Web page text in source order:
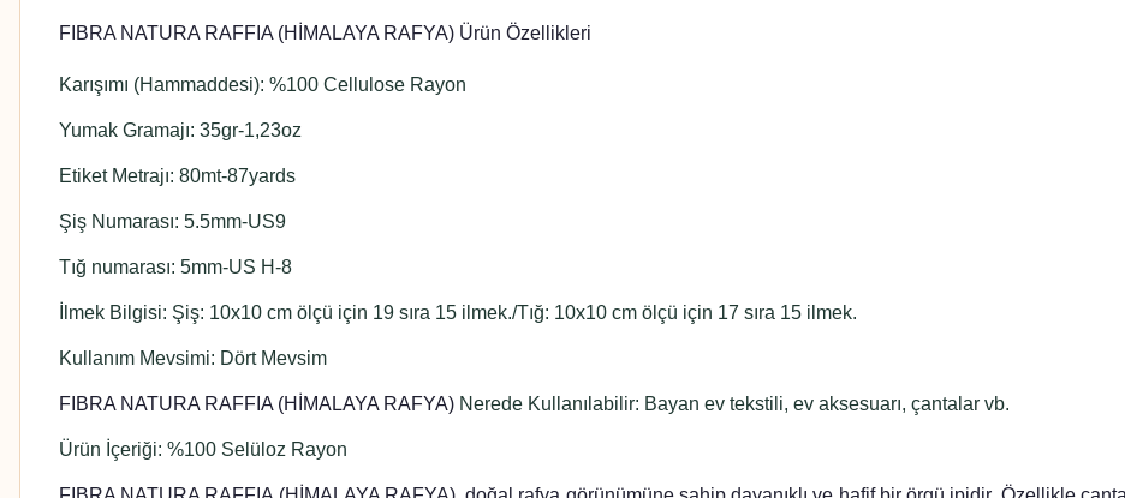
FIBRA NATURA RAFFIA (HİMALAYA RAFYA) Ürün Özellikleri
Karışımı (Hammaddesi): %100 Cellulose Rayon
Yumak Gramajı: 35gr-1,23oz
Etiket Metrajı: 80mt-87yards
Şiş Numarası: 5.5mm-US9
Tığ numarası: 5mm-US H-8
İlmek Bilgisi: Şiş: 10x10 cm ölçü için 19 sıra 15 ilmek./Tığ: 10x10 cm ölçü için 17 sıra 15 ilmek.
Kullanım Mevsimi: Dört Mevsim
FIBRA NATURA RAFFIA (HİMALAYA RAFYA) Nerede Kullanılabilir: Bayan ev tekstili, ev aksesuarı, çantalar vb.
Ürün İçeriği: %100 Selüloz Rayon